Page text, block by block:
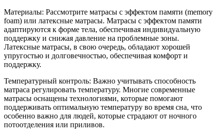
Материалы: Рассмотрите матрасы с эффектом памяти (memory
foam) или латексные матрасы. Матрасы с эффектом памяти
адаптируются к форме тела, обеспечивая индивидуальную
поддержку и снижая давление на проблемные зоны.
Латексные матрасы, в свою очередь, обладают хорошей
упругостью и долговечностью, обеспечивая комфорт и
поддержку.
Температурный контроль: Важно учитывать способность
матраса регулировать температуру. Многие современные
матрасы оснащены технологиями, которые помогают
поддерживать оптимальную температуру во время сна, что
особенно важно для людей, которые страдают от ночного
потоотделения или приливов.